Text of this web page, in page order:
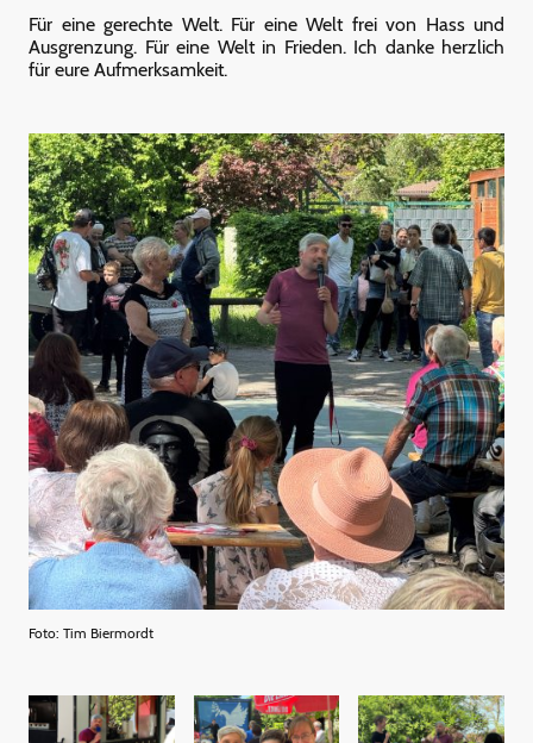
Für eine gerechte Welt. Für eine Welt frei von Hass und
Ausgrenzung. Für eine Welt in Frieden. Ich danke herzlich
für eure Aufmerksamkeit.
Foto: Tim Biermordt